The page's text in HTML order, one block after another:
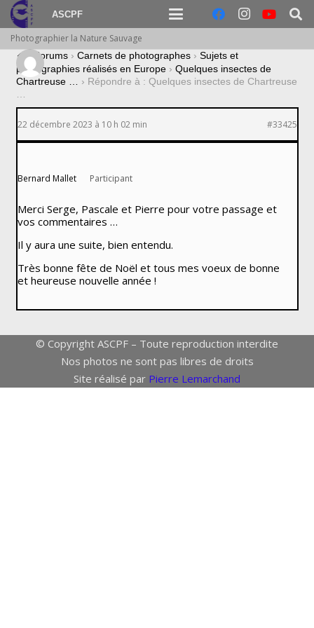
ASCPF
Photographier la Nature Sauvage
› Forums › Carnets de photographes › Sujets et
photographies réalisés en Europe › Quelques insectes de
Chartreuse … › Répondre à : Quelques insectes de Chartreuse
…
22 décembre 2023 à 10 h 02 min #33425
Bernard Mallet Participant
Merci Serge, Pascale et Pierre pour votre passage et
vos commentaires …
Il y aura une suite, bien entendu.
Très bonne fête de Noël et tous mes voeux de bonne
et heureuse nouvelle année !
© Copyright ASCPF – Toute reproduction interdite
Nos photos ne sont pas libres de droits
Site réalisé par Pierre Lemarchand